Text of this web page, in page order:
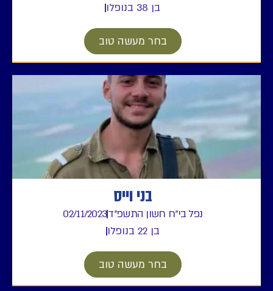
בן 38 בנופלו
בחר מעשה טוב
בני וייס
נפל בי"ח חשון התשפ"ד02/11/2023
בן 22 בנופלו
בחר מעשה טוב